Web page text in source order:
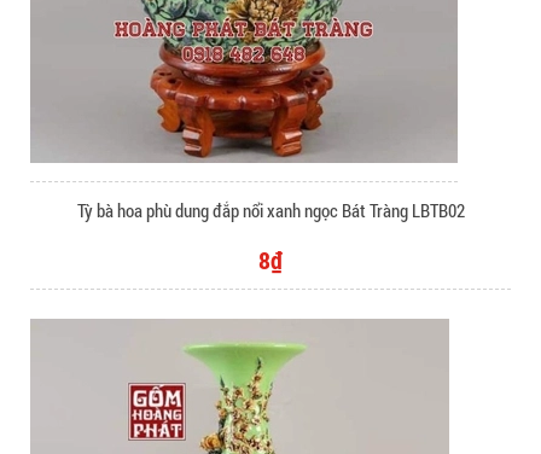
Tỳ bà hoa phù dung đắp nổi xanh ngọc Bát Tràng LBTB02
8₫